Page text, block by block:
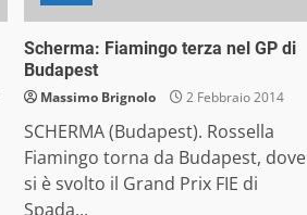
Scherma: Fiamingo terza nel GP di
Budapest
Massimo Brignolo 2 Febbraio 2014
SCHERMA (Budapest). Rossella
Fiamingo torna da Budapest, dove
si è svolto il Grand Prix FIE di
Spada...